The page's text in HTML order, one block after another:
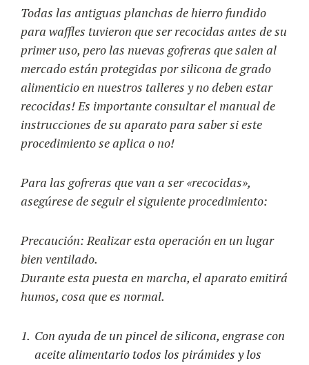
Todas las antiguas planchas de hierro fundido
para waffles tuvieron que ser recocidas antes de su
primer uso, pero las nuevas gofreras que salen al
mercado están protegidas por silicona de grado
alimenticio en nuestros talleres y no deben estar
recocidas! Es importante consultar el manual de
instrucciones de su aparato para saber si este
procedimiento se aplica o no!
Para las gofreras que van a ser «recocidas»,
asegúrese de seguir el siguiente procedimiento:
Precaución: Realizar esta operación en un lugar
bien ventilado.
Durante esta puesta en marcha, el aparato emitirá
humos, cosa que es normal.
Con ayuda de un pincel de silicona, engrase con
aceite alimentario todos los pirámides y los